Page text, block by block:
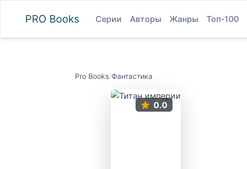
PRO Books Серии Авторы Жанры Топ-100
Pro Books/Фантастика
0.0